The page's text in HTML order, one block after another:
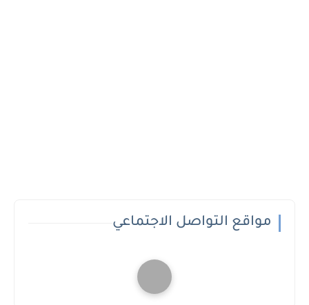
مواقع التواصل الاجتماعي